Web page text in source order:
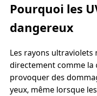
Pourquoi les
dangereux
Les rayons ultraviolets
directement comme la
provoquer des
yeux, même lorsque